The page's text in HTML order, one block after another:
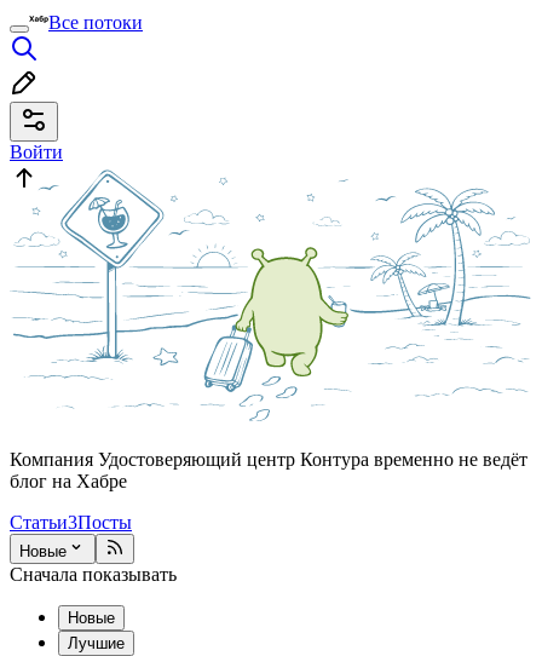
Все потоки
Войти
Компания Удостоверяющий центр Контура временно не ведёт
блог на Хабре
Статьи3Посты
Новые
Сначала показывать
Новые
Лучшие